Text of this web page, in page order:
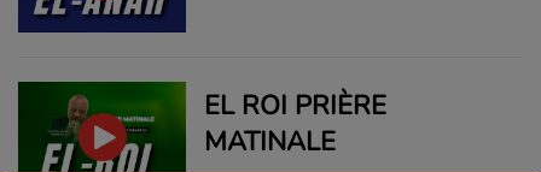
EL ROI PRIÈRE
MATINALE